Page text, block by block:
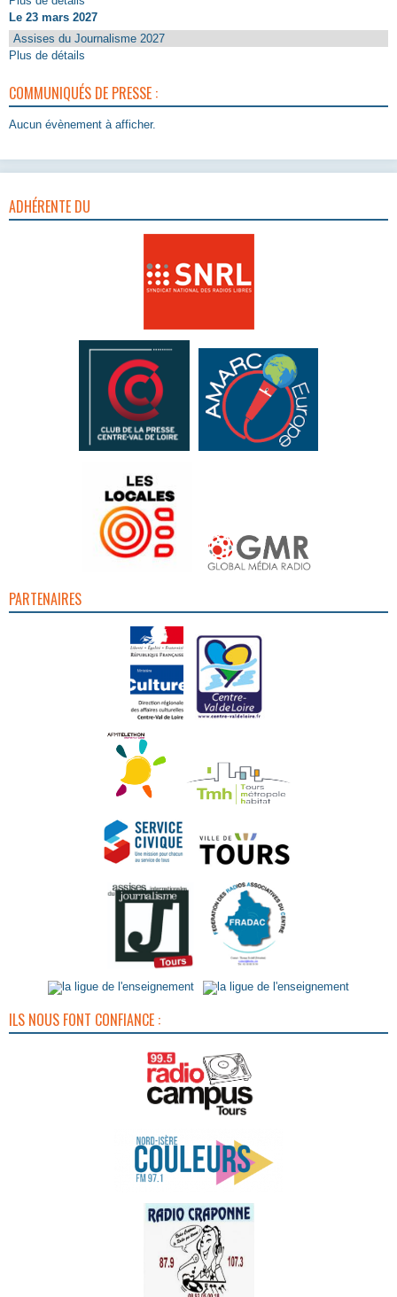
Le 23 mars 2027
Assises du Journalisme 2027
Plus de détails
COMMUNIQUÉS DE PRESSE :
Aucun évènement à afficher.
ADHÉRENTE DU
PARTENAIRES
ILS NOUS FONT CONFIANCE :